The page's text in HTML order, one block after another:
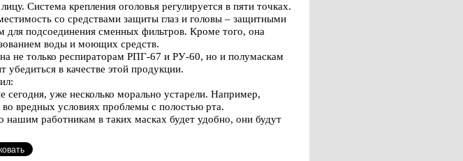
Система крепления оголовья регулируется в пяти точках.
со средствами защиты глаз и головы – защитными
подсоединения сменных фильтров. Кроме того, она
воды и моющих средств.
не только респираторам РПГ-67 и РУ-60, но и полумаскам
в качестве этой продукции.
уже несколько морально устарели. Например,
вредных условиях проблемы с полостью рта.
работникам в таких масках будет удобно, они будут